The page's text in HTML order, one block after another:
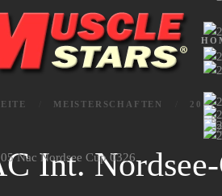
springen
MEISTERSCHAFTEN 2017
Int.